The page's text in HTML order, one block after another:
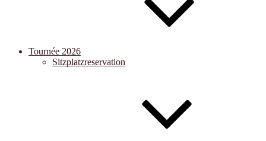
Tournée 2026
Sitzplatzreservation